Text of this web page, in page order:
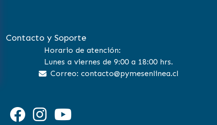
Contacto y Soporte
Horario de atención:
Lunes a viernes de 9:00 a 18:00 hrs.
Correo: contacto@pymesenlinea.cl